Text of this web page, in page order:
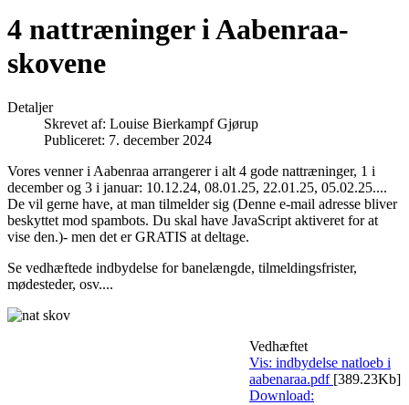
4 nattræninger i Aabenraa-
skovene
Detaljer
Skrevet af: Louise Bierkampf Gjørup
Publiceret: 7. december 2024
Vores venner i Aabenraa arrangerer i alt 4 gode nattræninger, 1 i
december og 3 i januar: 10.12.24, 08.01.25, 22.01.25, 05.02.25....
De vil gerne have, at man tilmelder sig (Denne e-mail adresse bliver
beskyttet mod spambots. Du skal have JavaScript aktiveret for at
vise den.)- men det er GRATIS at deltage.
Se vedhæftede indbydelse for banelængde, tilmeldingsfrister,
mødesteder, osv....
Vedhæftet
Vis: indbydelse natloeb i
aabenaraa.pdf [389.23Kb]
Download: